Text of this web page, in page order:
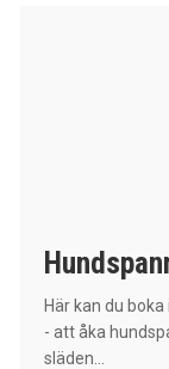
Här kan du
- att åka
släden...